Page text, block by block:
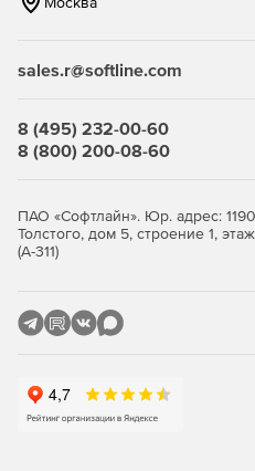
Выбор таблиц и
Полный мониторинг
сеансе, в файл шаблона.
Использование
Безопасное соединение с
InterBase/Firebird через
Бесплатные обновления
sales.r@softline.com
8 (495) 232-00-60
8 (800) 200-08-60
ПАО «Софтлайн». Юр. адрес:
Толстого, дом 5, строение 1,
(А-311)